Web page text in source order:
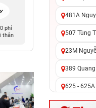
phí
thân
chuyển đổi, 0
481A
507 Tùng
23M
389
625 -
326 Lê